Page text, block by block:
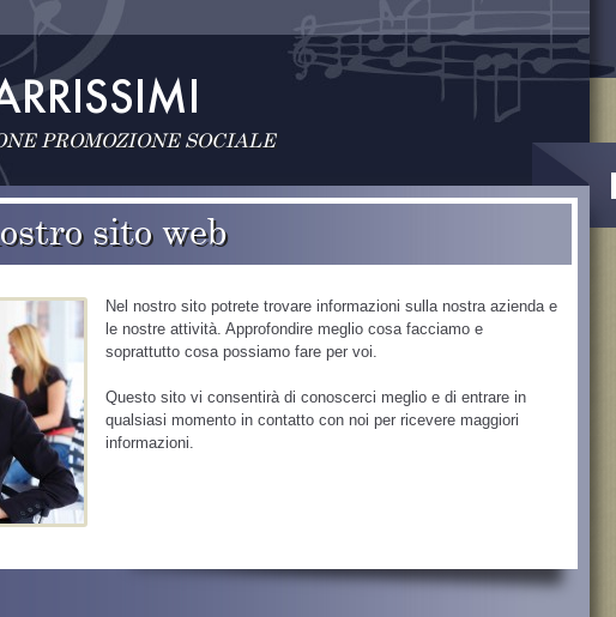
PROMOZIONE SOCIALE
sito web
Nel nostro sito potrete trovare informazioni sulla nostra azienda e
le nostre attività. Approfondire meglio cosa facciamo e
soprattutto cosa possiamo fare per voi.
Questo sito vi consentirà di conoscerci meglio e di entrare in
qualsiasi momento in contatto con noi per ricevere maggiori
informazioni.